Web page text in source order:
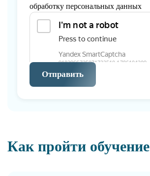
обработку персональных данных
Отправить
Как пройти обучение